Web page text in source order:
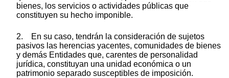
bienes, los servicios o actividades públicas que
constituyen su hecho imponible.
2. En su caso, tendrán la consideración de sujetos
pasivos las herencias yacentes, comunidades de bienes
y demás Entidades que, carentes de personalidad
jurídica, constituyan una unidad económica o un
patrimonio separado susceptibles de imposición.